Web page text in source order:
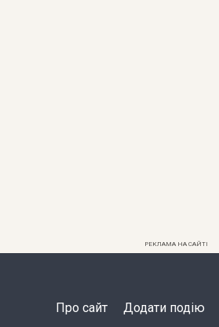
РЕКЛАМА НА САЙТІ
Про сайт Додати подію